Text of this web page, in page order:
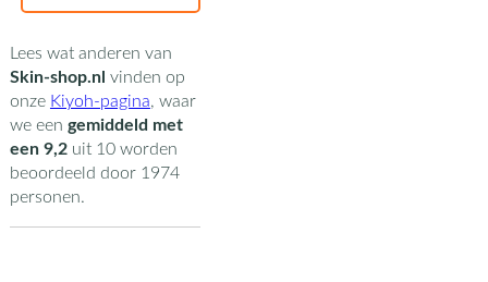
Lees wat anderen van
Skin-shop.nl vinden op
onze Kiyoh-pagina, waar
we een gemiddeld met
een 9,2uit 10worden
beoordeeld door 1974
personen.